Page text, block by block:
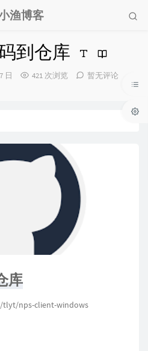
渔博客
到仓库
日 421 次浏览
暂无评论
库
tlyt/nps-client-windows